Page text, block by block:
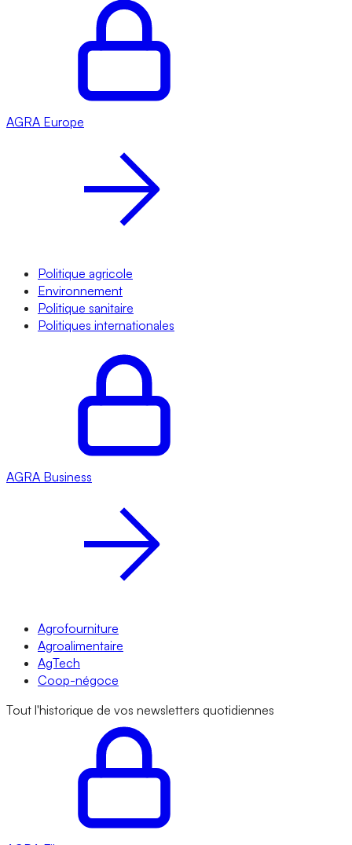
AGRA Europe
Politique agricole
Environnement
Politique sanitaire
Politiques internationales
AGRA Business
Agrofourniture
Agroalimentaire
AgTech
Coop-négoce
Tout l'historique de vos newsletters quotidiennes